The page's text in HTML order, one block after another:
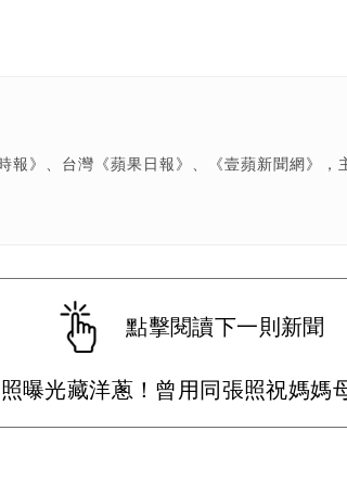
》、台灣《蘋果日報》、《壹蘋新聞網》，
點擊閱讀下一則新聞
曝光藏洋蔥！曾用同張照祝媽媽